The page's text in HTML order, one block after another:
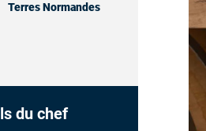
Terres Normandes
du chef